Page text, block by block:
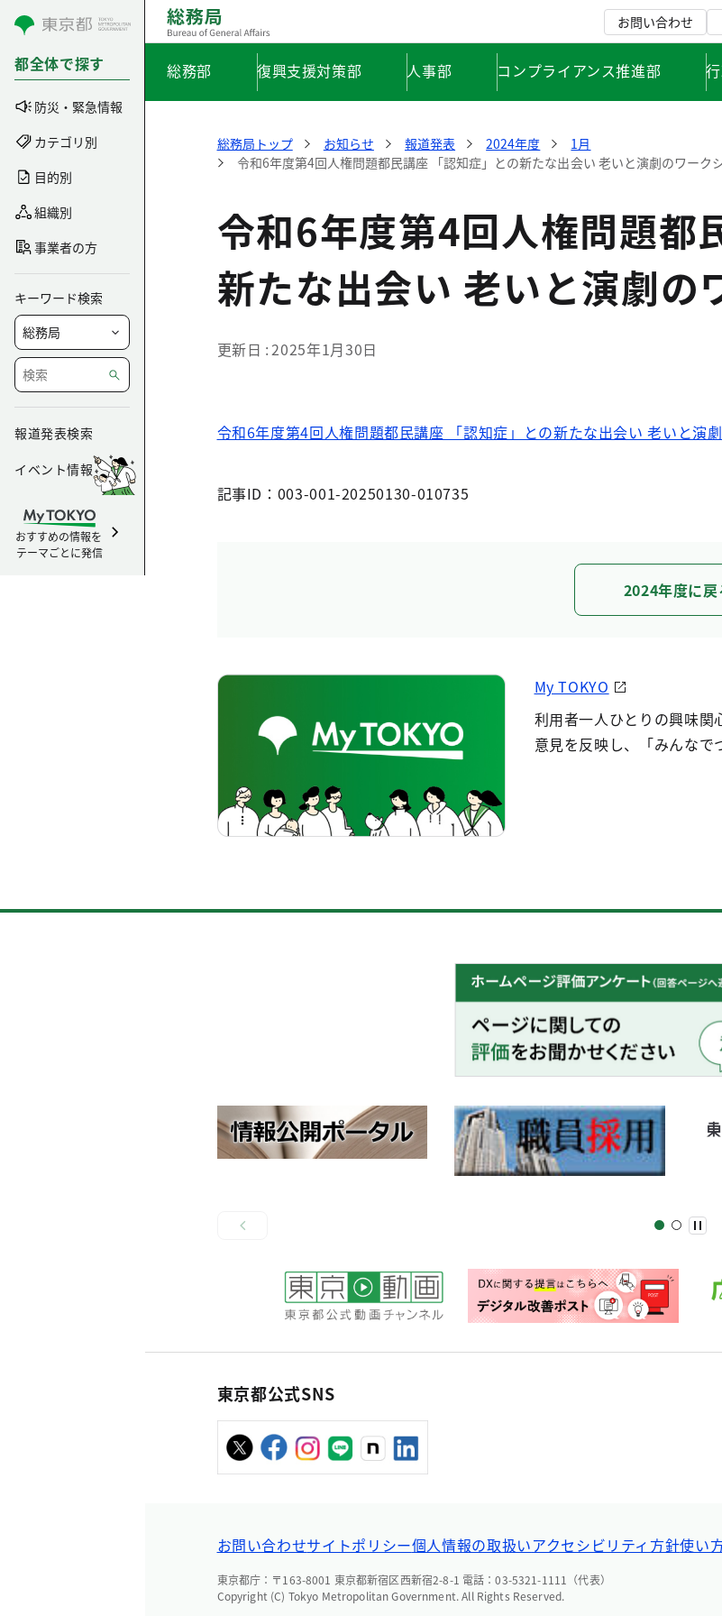
コンテンツにスキップ
都全体で探す
防災・緊急情報
カテゴリ別
目的別
組織別
事業者の方
キーワード検索
報道発表検索
イベント情報
おすすめの情報を
テーマごとに発信
お問い合わせ
総務部 復興支援対策部 人事部 コンプライアンス推進部
総務局トップ お知らせ 報道発表 2024年度
1月
令和6年度第4回人権問題都民講座 「認知症」との新たな出会い 老いと演劇のワーク
令和6年度第4回人権問題都
新たな出会い 老いと演劇の
更新日 2025年1月30日
令和6年度第4回人権問題都民講座 「認知症」との新たな出会い 老いと演
記事ID：003-001-20250130-010735
2024年度に戻
My TOKYO
利用者一人ひとりの興味関
意見を反映し、「みんなで
東京都公式SNS
お問い合わせサイトポリシー個人情報の取扱いアクセシビリティ方針使い
東京都庁：〒163-8001 東京都新宿区西新宿2-8-1 電話：03-5321-1111（代表）
Copyright (C) Tokyo Metropolitan Government. All Rights Reserved.